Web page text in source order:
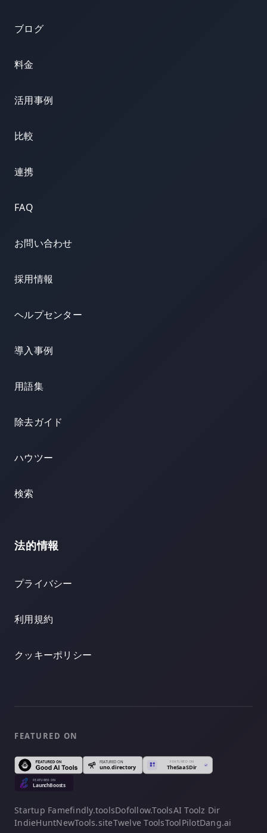
ブログ
料金
活用事例
比較
連携
FAQ
お問い合わせ
採用情報
ヘルプセンター
導入事例
用語集
除去ガイド
ハウツー
検索
法的情報
プライバシー
利用規約
クッキーポリシー
FEATURED ON
Startup Famefindly.toolsDofollow.ToolsAI Toolz Dir
IndieHuntNewTools.siteTwelve ToolsToolPilotDang.ai